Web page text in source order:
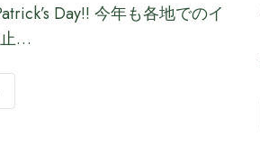
Day!! 今年も各地でのイ
…